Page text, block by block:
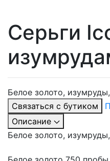
Серьги
Белое золото,
Связаться с бутиком
Описание
Белое золото,